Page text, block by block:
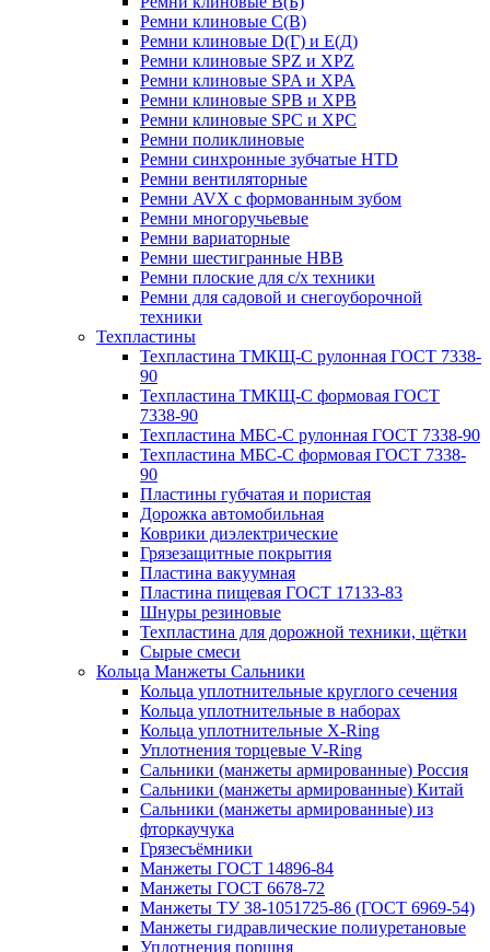
Ремни клиновые С(В)
Ремни клиновые D(Г) и Е(Д)
Ремни клиновые SPZ и XPZ
Ремни клиновые SPA и XPA
Ремни клиновые SPB и XPB
Ремни клиновые SPC и XPC
Ремни поликлиновые
Ремни синхронные зубчатые HTD
Ремни вентиляторные
Ремни AVX с формованным зубом
Ремни многоручьевые
Ремни вариаторные
Ремни шестигранные HBB
Ремни плоские для с/х техники
Ремни для садовой и снегоуборочной
техники
Техпластины
Техпластина ТМКЩ-С рулонная ГОСТ 7338-
90
Техпластина ТМКЩ-С формовая ГОСТ
7338-90
Техпластина МБС-С рулонная ГОСТ 7338-90
Техпластина МБС-С формовая ГОСТ 7338-
90
Пластины губчатая и пористая
Дорожка автомобильная
Коврики диэлектрические
Грязезащитные покрытия
Пластина вакуумная
Пластина пищевая ГОСТ 17133-83
Шнуры резиновые
Техпластина для дорожной техники, щётки
Сырые смеси
Кольца Манжеты Сальники
Кольца уплотнительные круглого сечения
Кольца уплотнительные в наборах
Кольца уплотнительные Х-Ring
Уплотнения торцевые V-Ring
Сальники (манжеты армированные) Россия
Сальники (манжеты армированные) Китай
Сальники (манжеты армированные) из
фторкаучука
Грязесъёмники
Манжеты ГОСТ 14896-84
Манжеты ГОСТ 6678-72
Манжеты ТУ 38-1051725-86 (ГОСТ 6969-54)
Манжеты гидравлические полиуретановые
Уплотнения поршня